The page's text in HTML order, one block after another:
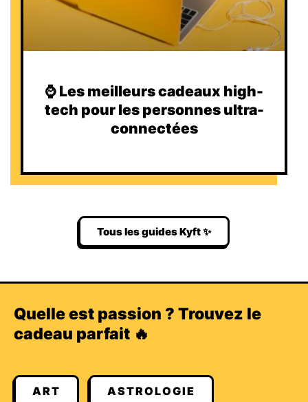
⌚️ Les meilleurs cadeaux high-
tech pour les personnes ultra-
connectées
Tous les guides Kyft ✨
Quelle est passion ? Trouvez le
cadeau parfait 🔥
ART ASTROLOGIE